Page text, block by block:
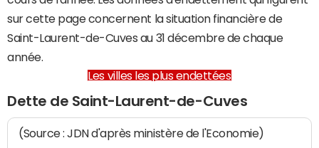
sur cette page concernent la situation financière de
Saint-Laurent-de-Cuves au 31 décembre de chaque
année.
Les villes les plus endettées
Dette de Saint-Laurent-de-Cuves
(Source : JDN d'après ministère de l'Economie)